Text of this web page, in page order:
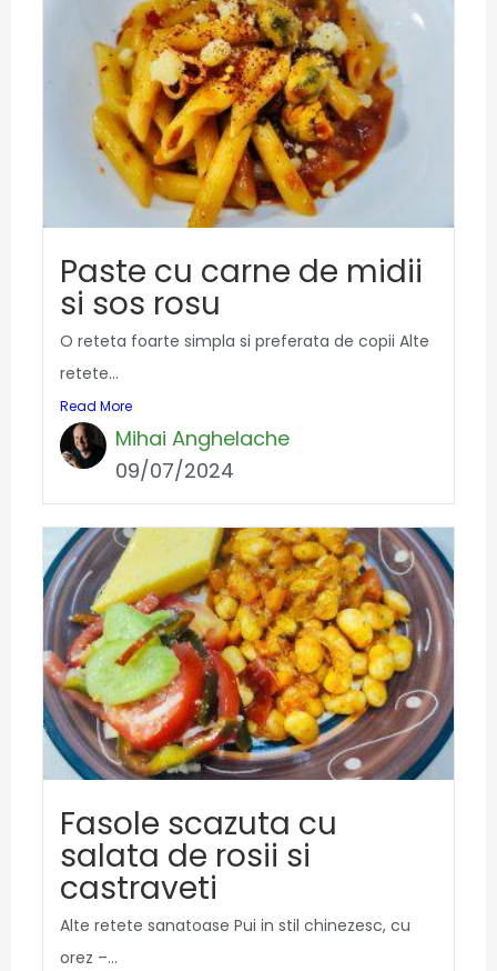
Paste cu carne de midii
si sos rosu
O reteta foarte simpla si preferata de copii Alte
retete...
Read More
Mihai Anghelache
09/07/2024
Fasole scazuta cu
salata de rosii si
castraveti
Alte retete sanatoase Pui in stil chinezesc, cu
orez –...